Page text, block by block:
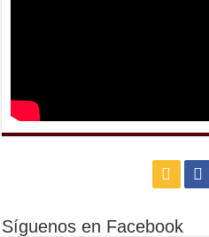
Síguenos en Facebook